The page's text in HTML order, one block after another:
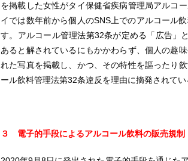
を掲載した女性がタイ保健省疾病管理局アルコ
イでは数年前から個人のSNS上でのアルコール
す。アルコール管理法第32条が定める「広告」
あると解されているにもかかわらず、個人の趣
れた写真を掲載し、かつ、その特性を謳ったり
ール飲料管理法第32条違反を理由に摘発されてい
３ 電子的手段によるアルコール飲料の販売規制